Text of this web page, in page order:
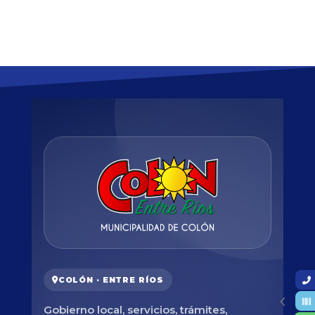
COLÓN · ENTRE RÍOS
Gobierno local, servicios, trámites,